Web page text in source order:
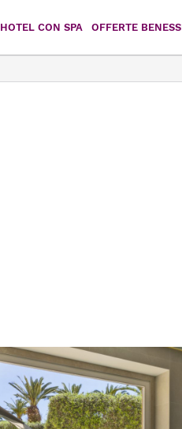
HOTEL CON SPA OFFERTE